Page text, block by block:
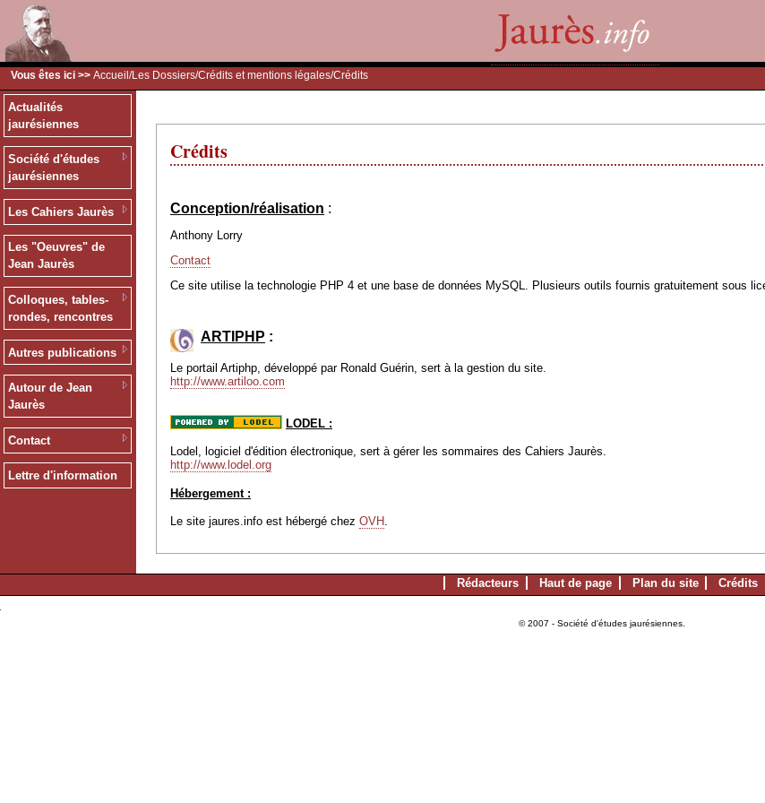
Vous êtes ici >> Accueil /Les Dossiers/Crédits et mentions légales/Crédits
Actualités
jaurésiennes
Société d'études
jaurésiennes
Les Cahiers Jaurès
Les "Oeuvres" de
Jean Jaurès
Colloques, tables-
rondes, rencontres
Autres publications
Autour de Jean
Jaurès
Contact
Lettre d'information
Crédits
Conception/réalisation :
Anthony Lorry
Contact
Ce site utilise la technologie PHP 4 et une base de données MySQL. Plusieurs outils fournis gratuitement sous
ARTIPHP :
Le portail Artiphp, développé par Ronald Guérin, sert à la gestion du site.
http://www.artiloo.com
LODEL :
Lodel, logiciel d'édition électronique, sert à gérer les sommaires des Cahiers Jaurès.
http://www.lodel.org
Hébergement :
Le site jaures.info est hébergé chez OVH
Rédacteurs Haut de page Plan du site Crédits
© 2007 - Société d'études jaurésiennes.